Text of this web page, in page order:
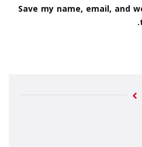
Save my name, email, and